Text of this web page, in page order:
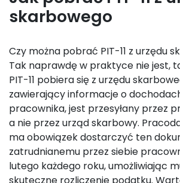
skarbowego
Czy można pobrać PIT-11 z urzędu
Tak naprawdę w praktyce nie jest,
PIT-11 pobiera się z urzędu
zawierający informacje o
pracownika, jest przesyłany przez
a nie przez urząd skarbowy.
ma obowiązek dostarczyć ten
zatrudnianemu przez siebie
lutego każdego roku, umożliwiając